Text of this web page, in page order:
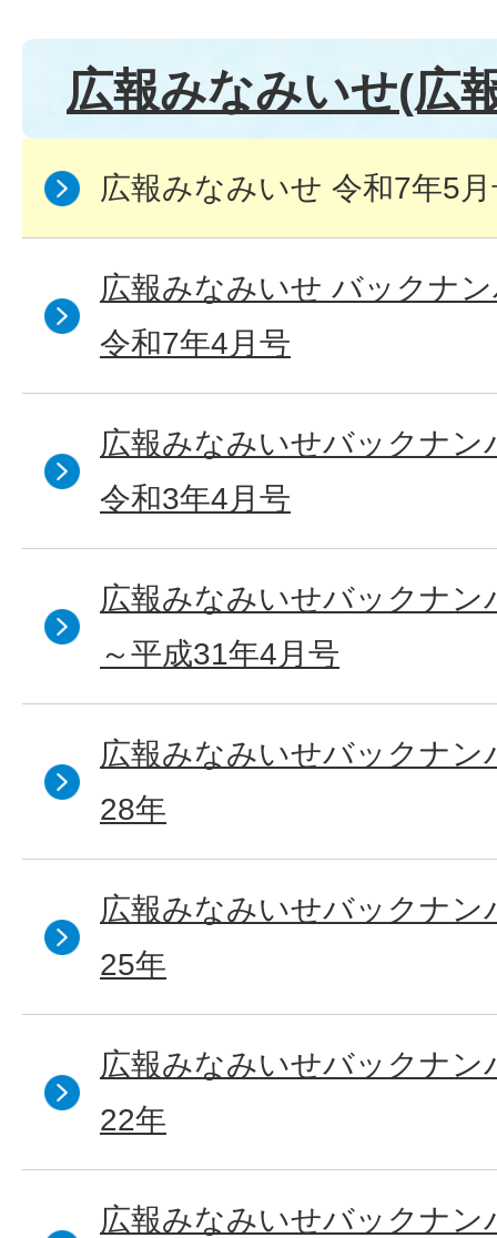
広報みなみいせ(広
広報みなみいせ 令和7年5
広報みなみいせ バックナ
令和7年4月号
広報みなみいせバックナン
令和3年4月号
広報みなみいせバックナン
～平成31年4月号
広報みなみいせバックナン
28年
広報みなみいせバックナン
25年
広報みなみいせバックナン
22年
広報みなみいせバックナン